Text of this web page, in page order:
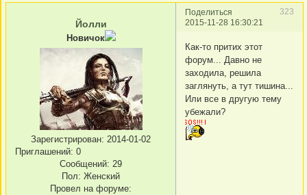
Поделиться
323
2015-11-28 16:30:21
Йолли
Новичок
Зарегистрирован: 2014-01-02
Приглашений: 0
Сообщений: 29
Пол: Женский
Провел на форуме:
Как-то притих этот
форум... Давно не
заходила, решила
заглянуть, а тут тишина...
Или все в другую тему
убежали?